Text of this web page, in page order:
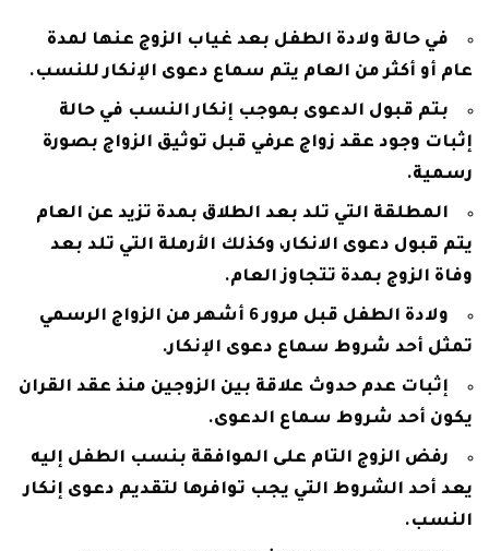
في حالة ولادة الطفل بعد غياب الزوج عنها لمدة
عام أو أكثر من العام يتم سماع دعوى الإنكار للنسب.
بتم قبول الدعوى بموجب إنكار النسب في حالة
إثبات وجود عقد زواج عرفي قبل توثيق الزواج بصورة
رسمية.
المطلقة التي تلد بعد الطلاق بمدة تزيد عن العام
يتم قبول دعوى الانكار، وكذلك الأرملة التي تلد بعد
وفاة الزوج بمدة تتجاوز العام.
ولادة الطفل قبل مرور 6 أشهر من الزواج الرسمي
تمثل أحد شروط سماع دعوى الإنكار.
إثبات عدم حدوث علاقة بين الزوجين منذ عقد القران
يكون أحد شروط سماع الدعوى.
رفض الزوج التام على الموافقة بنسب الطفل إليه
يعد أحد الشروط التي يجب توافرها لتقديم دعوى إنكار
النسب.